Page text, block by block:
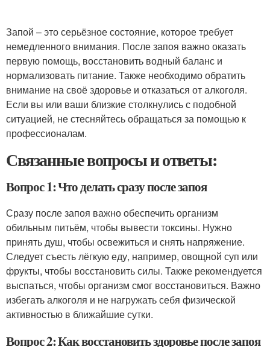
Запой – это серьёзное состояние, которое требует
немедленного внимания. После запоя важно оказать
первую помощь, восстановить водный баланс и
нормализовать питание. Также необходимо обратить
внимание на своё здоровье и отказаться от алкоголя.
Если вы или ваши близкие столкнулись с подобной
ситуацией, не стесняйтесь обращаться за помощью к
профессионалам.
Связанные вопросы и ответы:
Вопрос 1: Что делать сразу после запоя
Сразу после запоя важно обеспечить организм
обильным питьём, чтобы вывести токсины. Нужно
принять душ, чтобы освежиться и снять напряжение.
Следует съесть лёгкую еду, например, овощной суп или
фрукты, чтобы восстановить силы. Также рекомендуется
выспаться, чтобы организм смог восстановиться. Важно
избегать алкоголя и не нагружать себя физической
активностью в ближайшие сутки.
Вопрос 2: Как восстановить здоровье после запоя